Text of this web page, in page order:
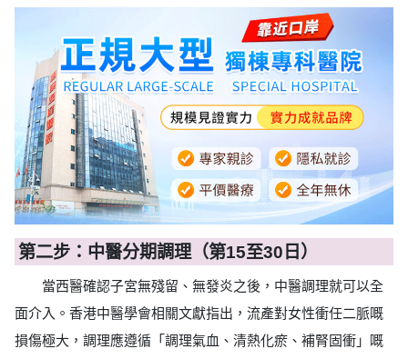
第二步：中醫分期調理（第15至30日）
當西醫確認子宮無殘留、無發炎之後，中醫調理就可以全
面介入。香港中醫學會相關文獻指出，流產對女性衝任二脈嘅
損傷極大，調理應遵循「調理氣血、清熱化瘀、補腎固衝」嘅